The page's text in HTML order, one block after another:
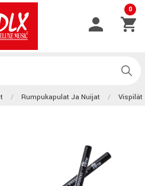
0
Rumpukapulat Ja Nuijat Vispilät